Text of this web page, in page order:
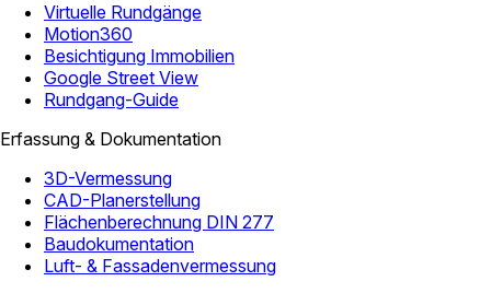
Virtuelle Rundgänge
Motion360
Besichtigung Immobilien
Google Street View
Rundgang-Guide
Erfassung & Dokumentation
3D-Vermessung
CAD-Planerstellung
Flächenberechnung DIN 277
Baudokumentation
Luft- & Fassadenvermessung